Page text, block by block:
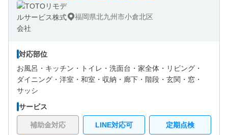
福岡県北九州市小倉北区
対応部位
お風呂・ キッチン・ トイレ・ 洗面台・ 家全体・ リビング・
ダイニング・ 洋室・ 和室・ 収納・ 廊下・ 階段・ 玄関・ 窓・
サッシ
サービス
補助金対応 LINE対応可 定期点検